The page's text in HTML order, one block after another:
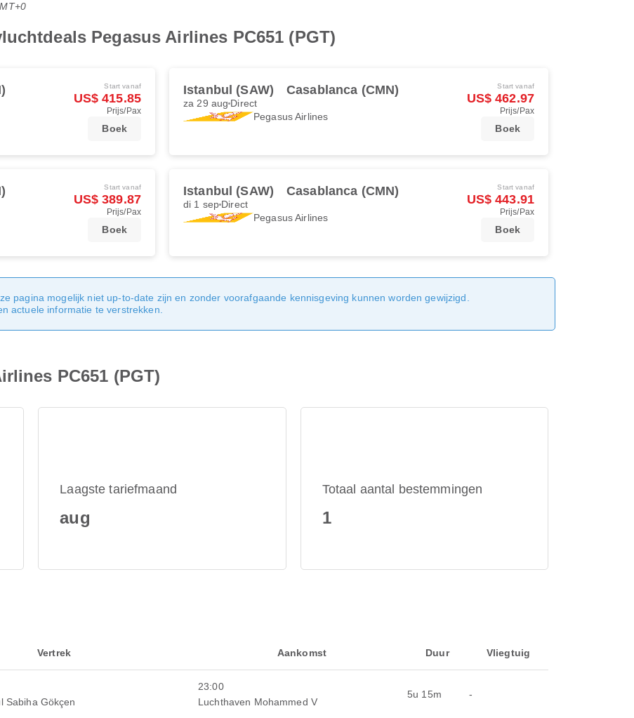
Pegasus Airlines PC651 (PGT)
Start vanaf
US$ 415.85
Prijs/Pax
Boek
Istanbul (SAW) Casablanca (CMN)
za 29 aug Direct
Pegasus Airlines
Start vanaf
US$ 462.97
Prijs/Pax
Boek
Start vanaf
US$ 389.87
Prijs/Pax
Boek
Istanbul (SAW) Casablanca (CMN)
di 1 sep Direct
Pegasus Airlines
Start vanaf
US$ 443.91
Prijs/Pax
Boek
pagina mogelijk niet up-to-date zijn en zonder voorafgaande kennisgeving kunnen worden gewijzigd.
actuele informatie te verstrekken.
PC651 (PGT)
Laagste tariefmaand
aug
Totaal aantal bestemmingen
1
Vertrek Aankomst Duur Vliegtuig
Sabiha Gökçen
23:00
Luchthaven Mohammed V
5u 15m -